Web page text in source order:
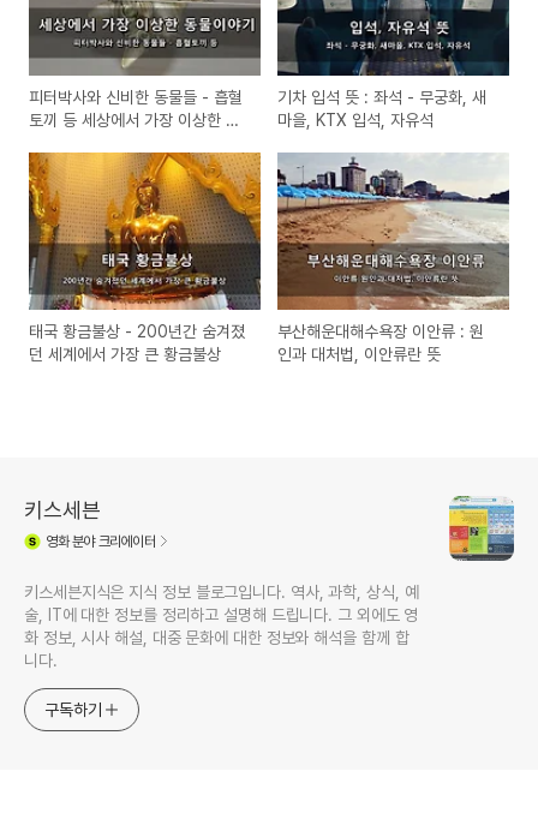
피터박사와 신비한 동물들 - 흡혈
토끼 등 세상에서 가장 이상한 동
기차 입석 뜻 : 좌석 - 무궁화, 새
마을, KTX 입석, 자유석
태국 황금불상 - 200년간 숨겨졌
던 세계에서 가장 큰 황금불상
부산해운대해수욕장 이안류 : 원
인과 대처법, 이안류란 뜻
키스세븐
영화분야 크리에이터
키스세븐지식은 지식 정보 블로그입니다. 역사, 과학, 상식, 예
술, IT에 대한 정보를 정리하고 설명해 드립니다. 그 외에도 영
화 정보, 시사 해설, 대중 문화에 대한 정보와 해석을 함께 합
니다.
구독하기